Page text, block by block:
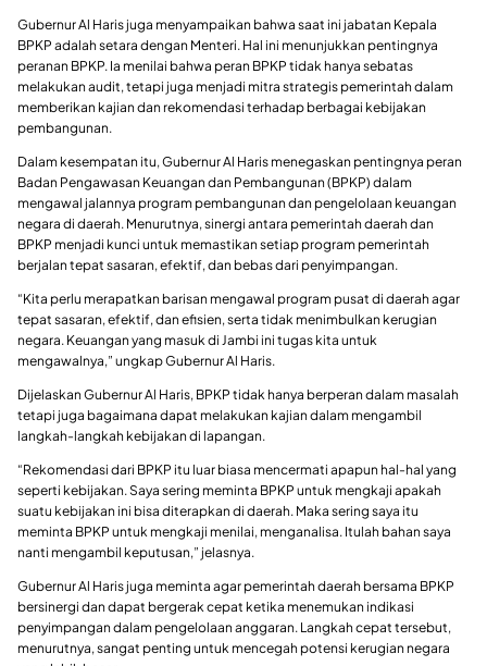
Gubernur Al Haris juga menyampaikan bahwa saat ini jabatan Kepala
BPKP adalah setara dengan Menteri. Hal ini menunjukkan pentingnya
peranan BPKP. Ia menilai bahwa peran BPKP tidak hanya sebatas
melakukan audit, tetapi juga menjadi mitra strategis pemerintah dalam
memberikan kajian dan rekomendasi terhadap berbagai kebijakan
pembangunan.
Dalam kesempatan itu, Gubernur Al Haris menegaskan pentingnya peran
Badan Pengawasan Keuangan dan Pembangunan (BPKP) dalam
mengawal jalannya program pembangunan dan pengelolaan keuangan
negara di daerah. Menurutnya, sinergi antara pemerintah daerah dan
BPKP menjadi kunci untuk memastikan setiap program pemerintah
berjalan tepat sasaran, efektif, dan bebas dari penyimpangan.
“Kita perlu merapatkan barisan mengawal program pusat di daerah agar
tepat sasaran, efektif, dan efisien, serta tidak menimbulkan kerugian
negara. Keuangan yang masuk di Jambi ini tugas kita untuk
mengawalnya,” ungkap Gubernur Al Haris.
Dijelaskan Gubernur Al Haris, BPKP tidak hanya berperan dalam masalah
tetapi juga bagaimana dapat melakukan kajian dalam mengambil
langkah-langkah kebijakan di lapangan.
“Rekomendasi dari BPKP itu luar biasa mencermati apapun hal-hal yang
seperti kebijakan. Saya sering meminta BPKP untuk mengkaji apakah
suatu kebijakan ini bisa diterapkan di daerah. Maka sering saya itu
meminta BPKP untuk mengkaji menilai, menganalisa. Itulah bahan saya
nanti mengambil keputusan,” jelasnya.
Gubernur Al Haris juga meminta agar pemerintah daerah bersama BPKP
bersinergi dan dapat bergerak cepat ketika menemukan indikasi
penyimpangan dalam pengelolaan anggaran. Langkah cepat tersebut,
menurutnya, sangat penting untuk mencegah potensi kerugian negara